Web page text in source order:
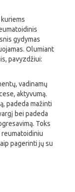
gydymas
Olumiant
pavyzdžiui:
vadinamų
aktyvumą.
padeda mažinti
bei padeda
Toks
pagerinti jų su